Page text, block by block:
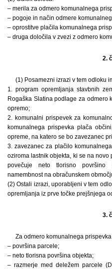
– merila za odmero komunalnega
– pogoje in način odmere
– oprostitve plačila komunalnega
– druga določila v zvezi z odmero
2.
(1) Posamezni izrazi v tem odloku
1. program opremljanja stavbnih
Rogaška Slatina podlage za odmero
opremo;
2. komunalni prispevek za
komunalnega prispevka plača
opreme, na katero se bo zavezanec
3. zavezanec za plačilo
oziroma lastnik objekta, ki se na
povečuje neto tlorisno
namembnost na obračunskem
(2) Ostali izrazi, uporabljeni v tem
opremljanja iz prve točke prejšnjega
3.
Za odmero komunalnega
– površina parcele;
– neto tlorisna površina objekta;
– razmerje med deležem parcele